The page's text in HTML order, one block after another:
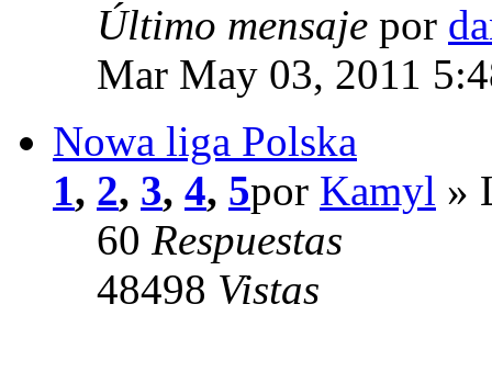
Último mensaje por
Mar May 03, 2011
Nowa liga Polska
1, 2, 3, 4, 5por Kamyl »
60 Respuestas
48498 Vistas